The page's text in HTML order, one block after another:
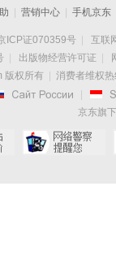
营销中心 手机京东
ICP证070359号
互联
出版物经营许可证
版权所有 消费者维权

京东旗